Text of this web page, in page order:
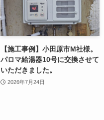
【施工事例】小田原市M社様。
パロマ給湯器10号に交換させて
いただきました。
2026年7月24日